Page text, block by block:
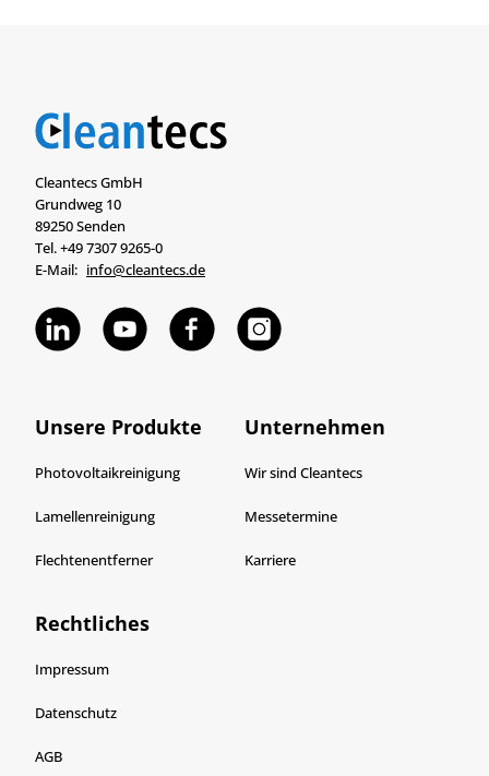
Cleantecs GmbH
Grundweg 10
89250 Senden
Tel. +49 7307 9265-0
E-Mail: info@cleantecs.de
Unsere Produkte
Photovoltaikreinigung
Lamellenreinigung
Flechtenentferner
Unternehmen
Wir sind Cleantecs
Messetermine
Karriere
Rechtliches
Impressum
Datenschutz
AGB